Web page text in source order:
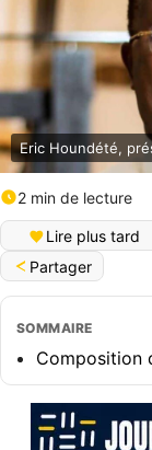
Eric Houndété,
2 min de lecture
Lire plus tard
Partager
SOMMAIRE
Composition